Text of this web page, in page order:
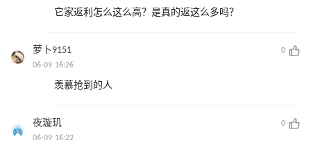
它家返利怎么这么高？是真的返这么多吗？
萝卜9151
0
06-09 16:26
羡慕抢到的人
夜璇玑
0
06-09 16:22